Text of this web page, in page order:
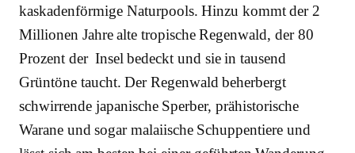
kaskadenförmige Naturpools. Hinzu kommt der 2
Millionen Jahre alte tropische Regenwald, der 80
Prozent der Insel bedeckt und sie in tausend
Grüntöne taucht. Der Regenwald beherbergt
schwirrende japanische Sperber, prähistorische
Warane und sogar malaiische Schuppentiere und